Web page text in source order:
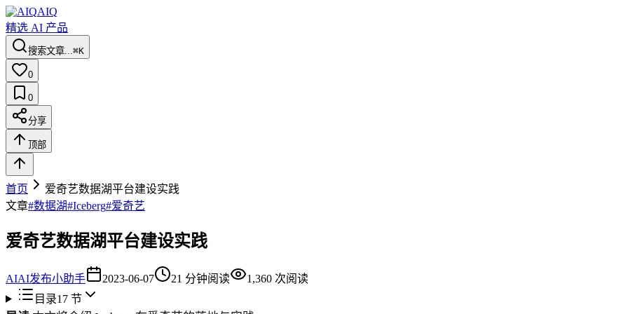
AIQ
精选 AI 产品
搜索文章...⌘K
0
0
分享
顶部
首页
爱奇艺数据湖平台建设实践
文章#数据湖#Iceberg#爱奇艺
爱奇艺数据湖平台建设实践
AIAI发布小助手 2023-06-07 21 分钟阅读 1,360 次阅读
目录17节